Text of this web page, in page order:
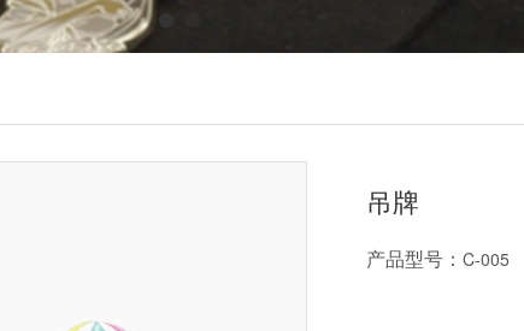
吊牌
产品型号： C-005